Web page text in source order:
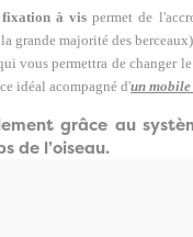
fixation à vis permet de
grande majorité des
vous permettra de changer
idéal acompagné d'un mobile
grâce au
de l’oiseau.